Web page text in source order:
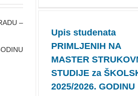
–
Upis studenata
PRIMLJENIH NA
MASTER
STUDIJE za
2025/2026. GODINU